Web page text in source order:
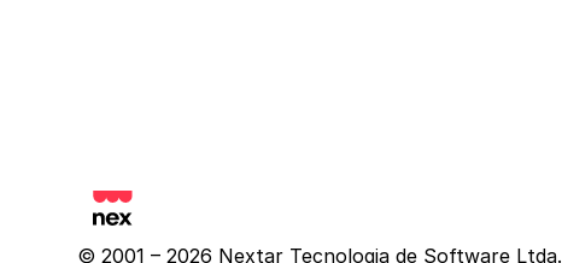
© 2001 – 2026 Nextar Tecnologia de Software Ltda.